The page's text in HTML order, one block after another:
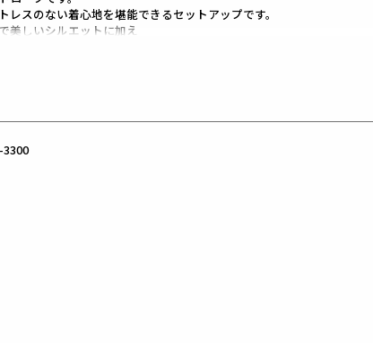
スのない着心地を堪能できるセットアップです。
美しいシルエットに加え
体裁断により
してくれます。
ない万能セットアップに仕上げています。
ケット、ノッチドラペルのシングルジャケット、
シルエットと
クリースが特徴的で、
にてリラックスして着用しても良し、
着用も可能な2WAY仕様です。
ロゴ入り本水牛釦を採用しています。